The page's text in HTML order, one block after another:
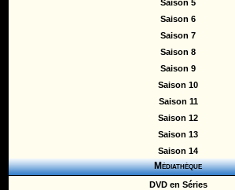
Saison 5
Saison 6
Saison 7
Saison 8
Saison 9
Saison 10
Saison 11
Saison 12
Saison 13
Saison 14
Médiathèque
DVD en Séries